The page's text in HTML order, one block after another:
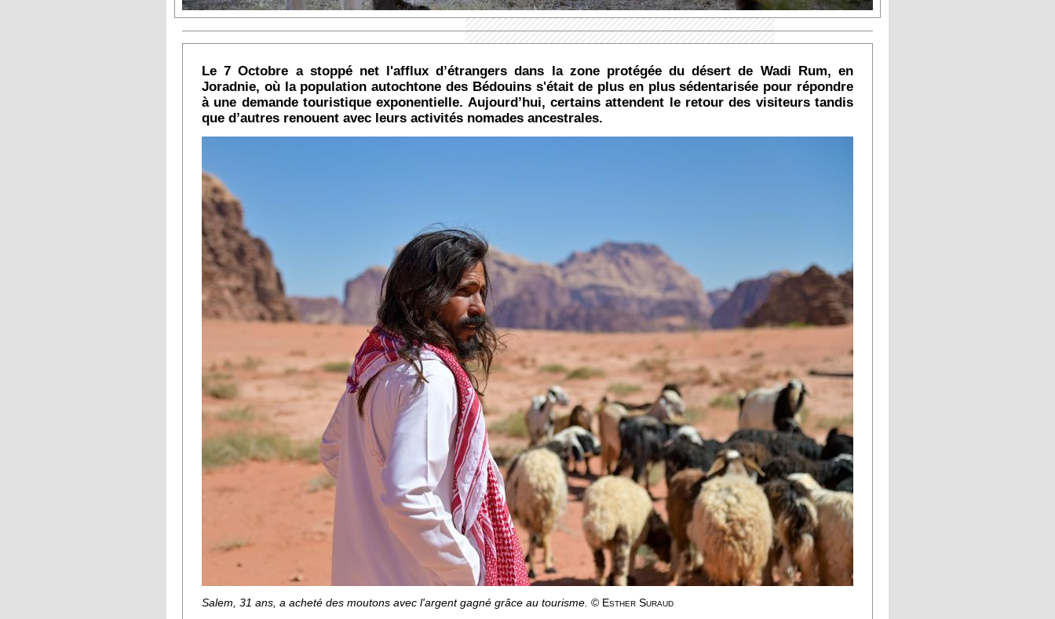
Le 7 Octobre a stoppé net l'afflux d’étrangers dans la zone protégée du désert de Wadi Rum, en
Joradnie, où la population autochtone des Bédouins s'était de plus en plus sédentarisée pour répondre
à une demande touristique exponentielle. Aujourd’hui, certains attendent le retour des visiteurs tandis
que d’autres renouent avec leurs activités nomades ancestrales.
Salem, 31 ans, a acheté des moutons avec l'argent gagné grâce au tourisme. © Esther Suraud